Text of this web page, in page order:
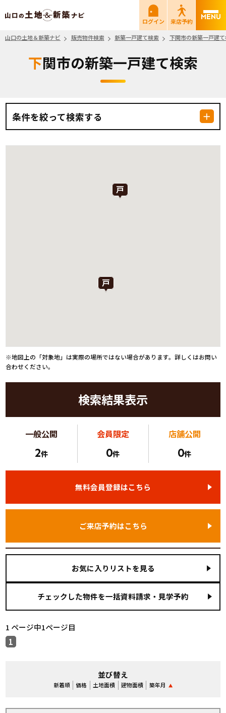
山口の土地＆新築ナビ
ログイン
来店予約
山口の土地＆新築ナビ
販売物件検索 新築一戸建て検索 下関市の新築一戸建
下関市の新築一戸建て検索
条件を絞って検索する
※地図上の「対象地」は実際の場所ではない場合があります。詳しくはお問い
合わせください。
検索結果表示
一般公開
2件
会員限定
0件
店舗公開
0件
無料会員登録はこちら
ご来店予約はこちら
お気に入りリストを見る
1 ページ中1ページ目
1
並び替え
新着順 価格 土地面積 建物面積 築年月